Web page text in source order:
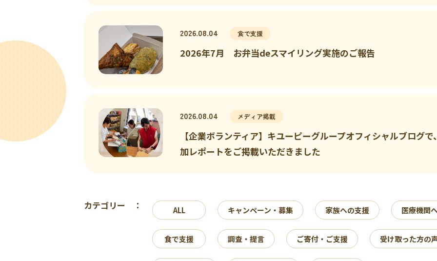
2026.08.04 食で支援
2026年7月 お弁当deスマイリング実施のご報告
2026.08.04 メディア掲載
【企業ボランティア】キユーピーグループオフィシャルブログ
加レポートをご掲載いただきました
カテゴリー ： ALL キャンペーン・募集 家族への支援 医療機関
食で支援 調査・提言 ご寄付・ご支援 受け取った方の